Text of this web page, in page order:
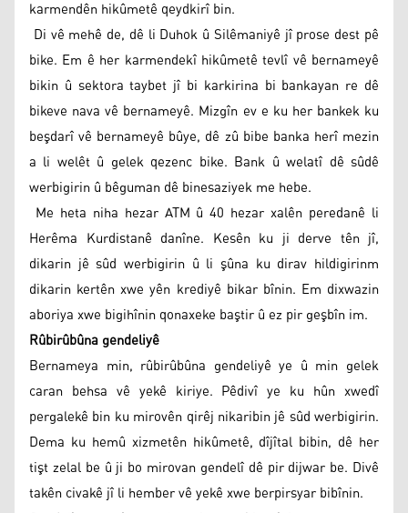
karmendên hikûmetê qeydkirî bin.
​ Di vê mehê de, dê li Duhok û Silêmaniyê jî prose dest pê
bike. Em ê her karmendekî hikûmetê tevlî vê bernameyê
bikin û sektora taybet jî bi karkirina bi bankayan re dê
bikeve nava vê bernameyê. Mizgîn ev e ku her bankek ku
beşdarî vê bernameyê bûye, dê zû bibe banka herî mezin
a li welêt û gelek qezenc bike. Bank û welatî dê sûdê
werbigirin û bêguman dê binesaziyek me hebe.
​ Me heta niha hezar ATM û 40 hezar xalên peredanê li
Herêma Kurdistanê danîne. Kesên ku ji derve tên jî,
dikarin jê sûd werbigirin û li şûna ku dirav hildigirinm
dikarin kertên xwe yên krediyê bikar bînin. Em dixwazin
aboriya xwe bigihînin qonaxeke baştir û ez pir geşbîn im.
Rûbirûbûna gendeliyê
Bernameya min, rûbirûbûna gendeliyê ye û min gelek
caran behsa vê yekê kiriye. Pêdivî ye ku hûn xwedî
pergalekê bin ku mirovên qirêj nikaribin jê sûd werbigirin.
Dema ku hemû xizmetên hikûmetê, dîjîtal bibin, dê her
tişt zelal be û ji bo mirovan gendelî dê pir dijwar be. Divê
takên civakê jî li hember vê yekê xwe berpirsyar bibînin.